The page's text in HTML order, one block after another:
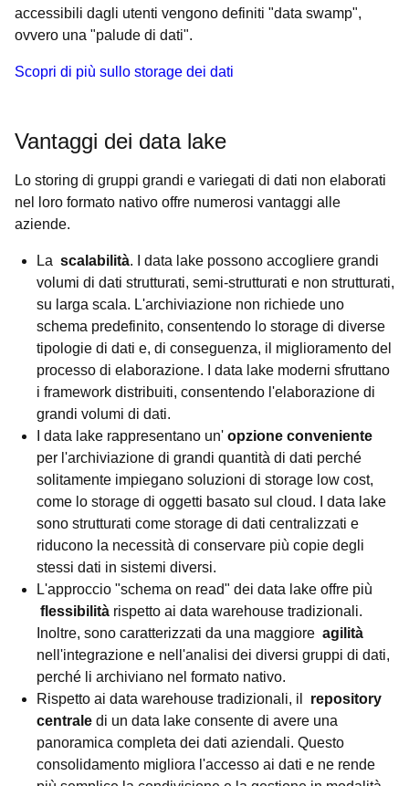
accessibili dagli utenti vengono definiti "data swamp",
ovvero una "palude di dati".
Scopri di più sullo storage dei dati
Vantaggi dei data lake
Lo storing di gruppi grandi e variegati di dati non elaborati
nel loro formato nativo offre numerosi vantaggi alle
aziende.
La scalabilità. I data lake possono accogliere grandi
volumi di dati strutturati, semi-strutturati e non strutturati,
su larga scala. L'archiviazione non richiede uno
schema predefinito, consentendo lo storage di diverse
tipologie di dati e, di conseguenza, il miglioramento del
processo di elaborazione. I data lake moderni sfruttano
i framework distribuiti, consentendo l'elaborazione di
grandi volumi di dati.
I data lake rappresentano un' opzione conveniente
per l'archiviazione di grandi quantità di dati perché
solitamente impiegano soluzioni di storage low cost,
come lo storage di oggetti basato sul cloud. I data lake
sono strutturati come storage di dati centralizzati e
riducono la necessità di conservare più copie degli
stessi dati in sistemi diversi.
L'approccio "schema on read" dei data lake offre più
flessibilità rispetto ai data warehouse tradizionali.
Inoltre, sono caratterizzati da una maggiore agilità
nell'integrazione e nell'analisi dei diversi gruppi di dati,
perché li archiviano nel formato nativo.
Rispetto ai data warehouse tradizionali, il repository
centrale di un data lake consente di avere una
panoramica completa dei dati aziendali. Questo
consolidamento migliora l'accesso ai dati e ne rende